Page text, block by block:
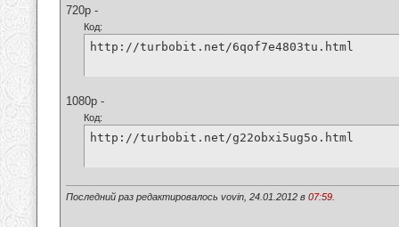
720p -
Код:
http://turbobit.net/6qof7e4803tu.html
1080p -
Код:
http://turbobit.net/g22obxi5ug5o.html
Последний раз редактировалось vovin, 24.01.2012 в 07:59